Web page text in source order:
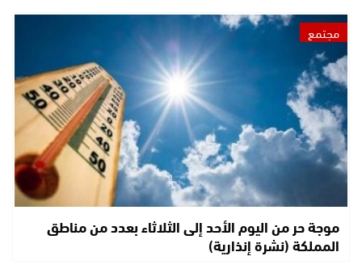
مجتمع
موجة حر من اليوم الأحد إلى الثلاثاء بعدد من مناطق
المملكة (نشرة إنذارية)